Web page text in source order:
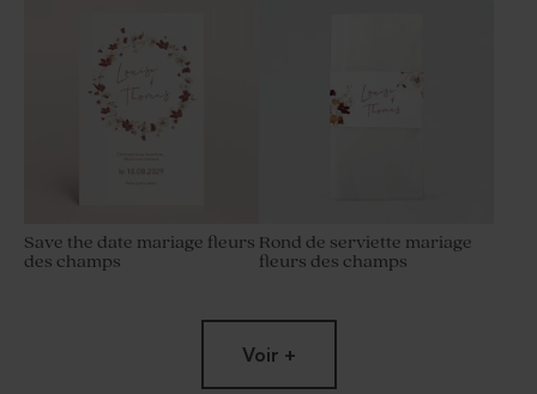
Save the date mariage fleurs
des champs
Rond de serviette mariage
fleurs des champs
Voir +